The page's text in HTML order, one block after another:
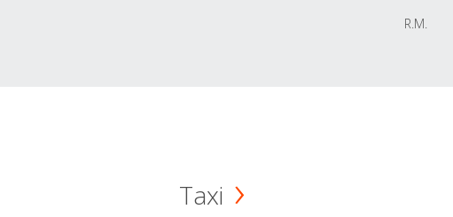
R.M.
Taxi